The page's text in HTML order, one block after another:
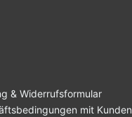
& Widerrufsformular
mit